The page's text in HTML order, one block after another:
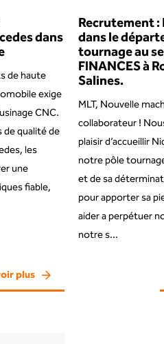
dans
de haute
exige
CNC.
de qualité de
les
une
fiable,
plus
Recrutement
dans le
tournage au
FINANCES à
Salines.
MLT, Nouvelle
collaborateur !
plaisir d’accueillir
notre pôle
et de sa
pour apporter sa
aider a perpétuer
notre s...